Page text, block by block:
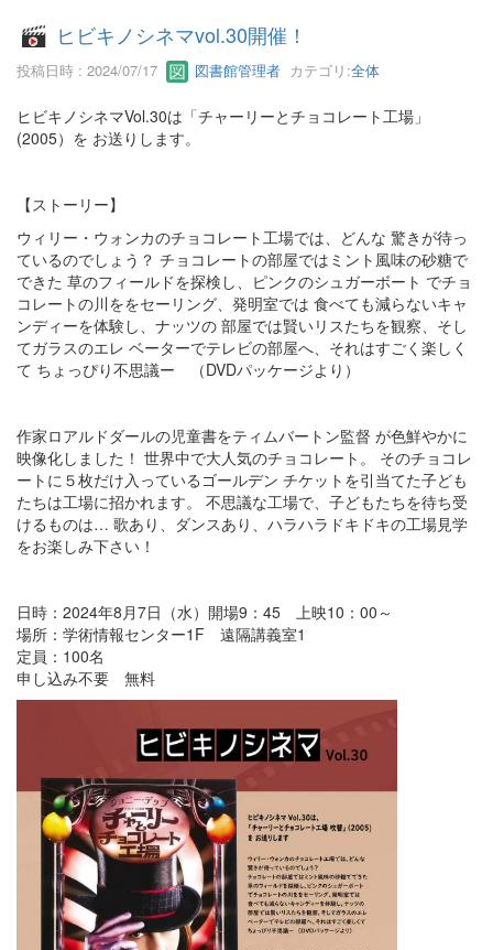
ヒビキノシネマvol.30開催！
投稿日時 : 2024/07/17 図書館管理者 カテゴリ:全体
ヒビキノシネマVol.30は「チャーリーとチョコレート工場」
(2005）を お送りします。
【ストーリー】
ウィリー・ウォンカのチョコレート工場では、どんな 驚きが待っ
ているのでしょう？ チョコレートの部屋ではミント風味の砂糖で
できた 草のフィールドを探検し、ピンクのシュガーボート でチョ
コレートの川ををセーリング、発明室では 食べても減らないキャ
ンディーを体験し、ナッツの 部屋では賢いリスたちを観察、そし
てガラスのエレ ベーターでテレビの部屋へ、それはすごく楽しく
て ちょっぴり不思議ー （DVDパッケージより）
作家ロアルドダールの児童書をティムバートン監督 が色鮮やかに
映像化しました！ 世界中で大人気のチョコレート。 そのチョコレ
ートに５枚だけ入っているゴールデン チケットを引当てた子ども
たちは工場に招かれます。 不思議な工場で、子どもたちを待ち受
けるものは… 歌あり、ダンスあり、ハラハラドキドキの工場見学
をお楽しみ下さい！
日時：2024年8月7日（水）開場9：45 上映10：00～
場所：学術情報センター1F 遠隔講義室1
定員：100名
申し込み不要 無料